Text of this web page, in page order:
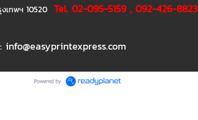
เทพฯ 10520 Tel. 02-095-5159 , 092-426-8823